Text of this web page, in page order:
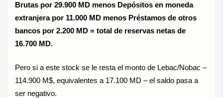
Brutas por 29.900 MD menos Depósitos en moneda
extranjera por 11.000 MD menos Préstamos de otros
bancos por 2.200 MD = total de reservas netas de
16.700 MD.
Pero si a este stock se le resta el monto de Lebac/Nobac –
114.900 M$, equivalentes a 17.100 MD – el saldo pasa a
ser negativo.